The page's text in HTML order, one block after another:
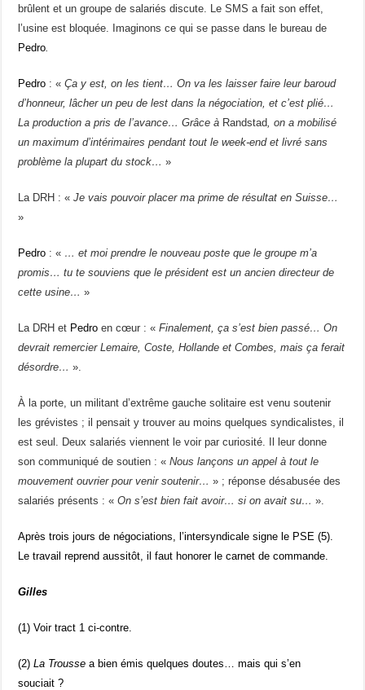
brûlent et un groupe de salariés discute. Le SMS a fait son effet,
l’usine est bloquée. Imaginons ce qui se passe dans le bureau de
Pedro
Pedro : «Ça y est, on les tient… On va les laisser faire leur baroud
d’honneur, lâcher un peu de lest dans la négociation, et c’est plié…
La production a pris de l’avance… Grâceà Randstad , on a mobilisé
un maximum d’intérimaires pendant tout le week-end et livré sans
problème la plupart du stock… »
La DRH : «Jevais pouvoir placer ma prime de résultat en Suisse…
»
Pedro : « … et moi prendre le nouveau posteque le groupe m’a
promis… tu te souviens que le président est un ancien directeur de
cette usine… »
La DRH et Pedro en cœur : «Finalement, ça s’est bien passé… On
devrait remercier Lemaire, Coste, Hollande et Combes, mais ça ferait
désordre… ».
À la porte, un militant d’extrême gauche solitaire est venu soutenir
les grévistes ; il pensait y trouver au moins quelques syndicalistes, il
est seul. Deux salariés viennent le voir par curiosité. Il leur donne
son communiqué de soutien : «Nous lançons un appel à tout le
mouvement ouvrier pour venir soutenir… » ; réponse désabusée des
salariés présents : «On s’est bien fait avoir… si on avait su… ».
Après trois jours de négociations, l’intersyndicale signe le PSE (5).
Le travail reprend aussitôt, il faut honorer le carnet de commande.
Gilles
(1) Voir tract 1 ci-contre.
(2)La Trousse a bien émis quelques doutes… mais qui s’en
souciait ?